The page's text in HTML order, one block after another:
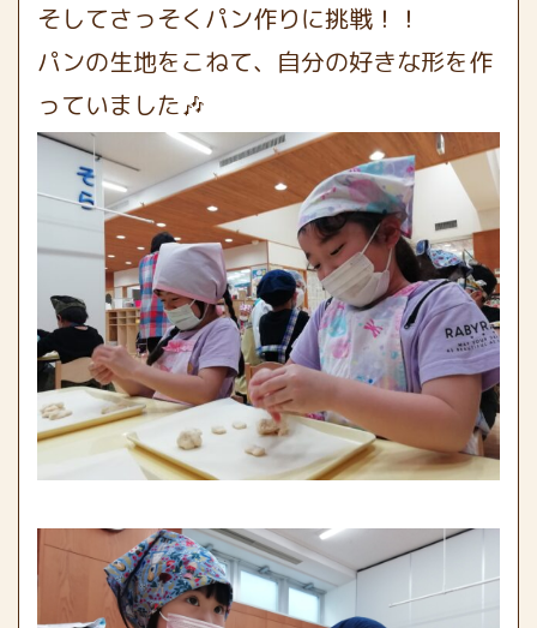
そしてさっそくパン作りに挑戦！！
パンの生地をこねて、自分の好きな形を作
っていました🎶